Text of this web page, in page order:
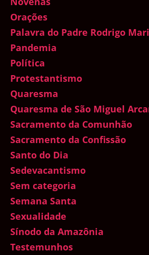
Orações
Palavra do Padre Rodrigo
Pandemia
Política
Protestantismo
Quaresma
Quaresma de São Miguel
Sacramento da Comunhão
Sacramento da Confissão
Santo do Dia
Sedevacantismo
Sem categoria
Semana Santa
Sexualidade
Sínodo da Amazônia
Testemunhos